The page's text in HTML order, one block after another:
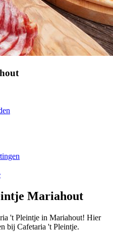
Mariahout
't Pleintje in Mariahout! Hier
bij Cafetaria 't Pleintje.